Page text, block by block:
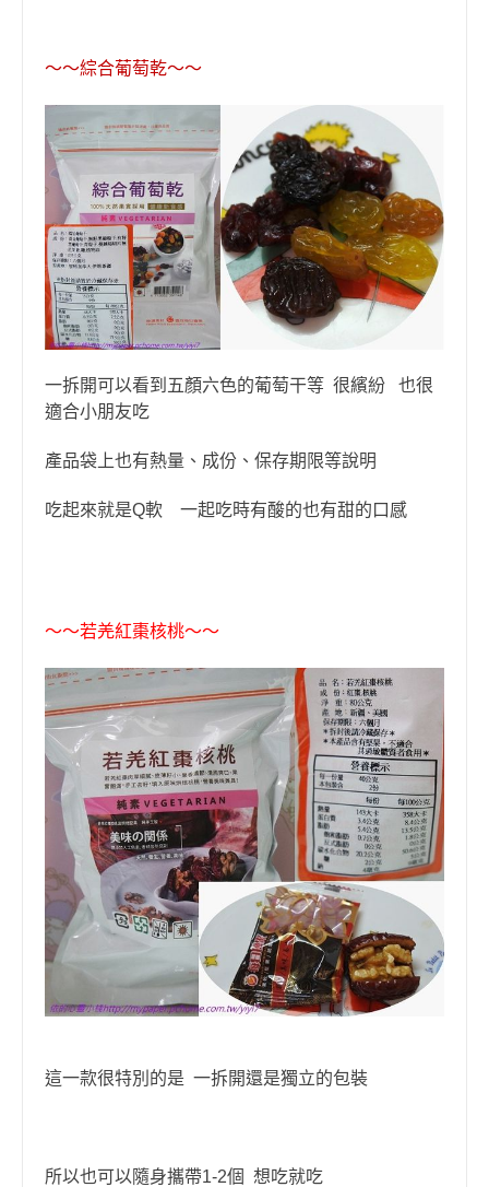
〜〜綜合葡萄乾〜〜
一拆開可以看到五顏六色的葡萄干等 很繽紛 也很
適合小朋友吃
產品袋上也有熱量、成份、保存期限等說明
吃起來就是Q軟 一起吃時有酸的也有甜的口感
〜〜若羌紅棗核桃〜〜
這一款很特別的是 一拆開還是獨立的包裝
所以也可以隨身攜帶1-2個 想吃就吃